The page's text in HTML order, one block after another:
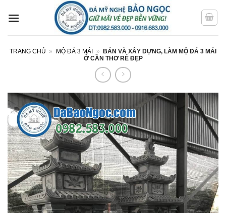
qua
TRANG CHỦ » MỘ ĐÁ 3 MÁI »
BÁN VÀ XÂY DỰNG, LÀM MỘ ĐÁ 3 MÁI
Ở CẦN THƠ RẺ ĐẸP